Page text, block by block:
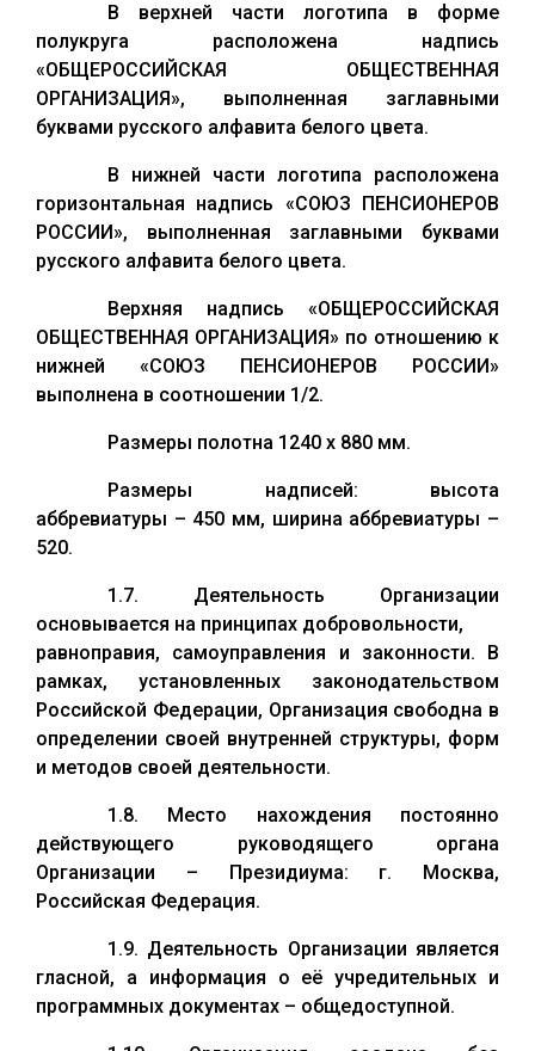
В верхней части логотипа в форме
полукруга расположена надпись
«ОБЩЕРОССИЙСКАЯ ОБЩЕСТВЕННАЯ
ОРГАНИЗАЦИЯ», выполненная заглавными
буквами русского алфавита белого цвета.
В нижней части логотипа расположена
горизонтальная надпись «СОЮЗ ПЕНСИОНЕРОВ
РОССИИ», выполненная заглавными буквами
русского алфавита белого цвета.
Верхняя надпись «ОБЩЕРОССИЙСКАЯ
ОБЩЕСТВЕННАЯ ОРГАНИЗАЦИЯ» по отношению к
нижней «СОЮЗ ПЕНСИОНЕРОВ РОССИИ»
выполнена в соотношении 1/2.
Размеры полотна 1240 х 880 мм.
Размеры надписей: высота
аббревиатуры – 450 мм, ширина аббревиатуры –
520.
1.7. Деятельность Организации
основывается на принципах добровольности,
равноправия, самоуправления и законности. В
рамках, установленных законодательством
Российской Федерации, Организация свободна в
определении своей внутренней структуры, форм
и методов своей деятельности.
1.8. Место нахождения постоянно
действующего руководящего органа
Организации – Президиума: г. Москва,
Российская Федерация.
1.9. Деятельность Организации является
гласной, а информация о её учредительных и
программных документах – общедоступной.